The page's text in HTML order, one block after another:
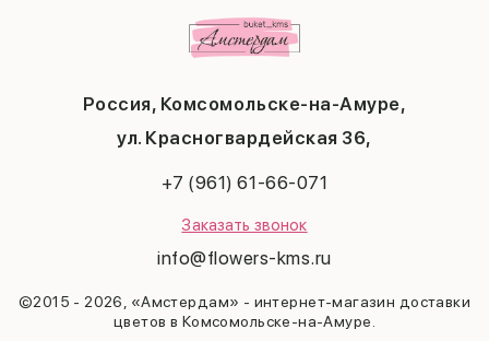
Россия, Комсомольске-на-Амуре,
ул. Красногвардейская 36,
+7 (961) 61-66-071
Заказать звонок
info@flowers-kms.ru
©2015 - 2026, «Амстердам» - интернет-магазин доставки
цветов в Комсомольске-на-Амуре.
Соглашение на получение рекламы
23 февраля
Последний звонок